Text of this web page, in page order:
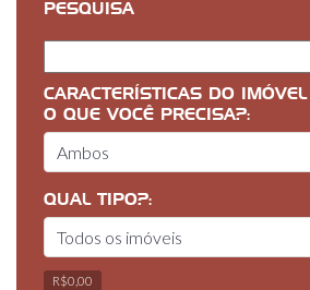
PESQUISA
CARACTERÍSTICAS DO IMÓVEL
O QUE VOCÊ PRECISA?:
QUAL TIPO?:
R$0,00